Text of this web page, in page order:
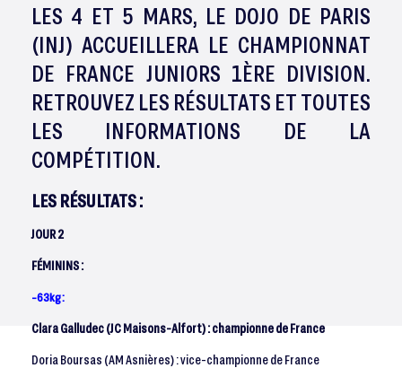
LES 4 ET 5 MARS, LE DOJO DE PARIS
(INJ) ACCUEILLERA LE CHAMPIONNAT
DE FRANCE JUNIORS 1ÈRE DIVISION.
RETROUVEZ LES RÉSULTATS ET TOUTES
LES INFORMATIONS DE LA
COMPÉTITION.
LES RÉSULTATS :
JOUR 2
FÉMININS :
-63kg :
Clara Galludec (JC Maisons-Alfort) : championne de France
Doria Boursas (AM Asnières) : vice-championne de France